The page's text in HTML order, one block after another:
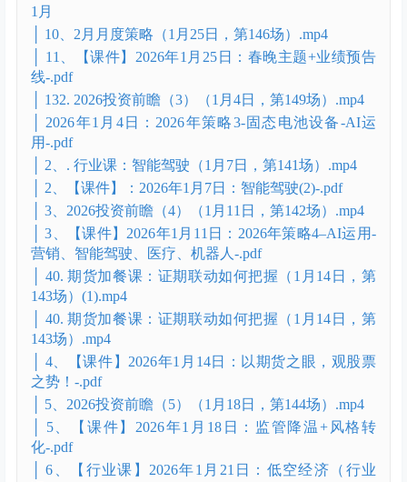
【课件】行业课：2025年10月29日：行业课：智能驾
驶-.pdf
【课件】行业课：虚拟电厂（10月15日，第122
场）-.pdf
十月第四周周度策略（10月19日，第123场）.mp4
行业课：2025年10月29智能驾驶（第125场）.mp4
行业课：虚拟电厂（10月15日，第122场）.mp4
│ ├2026年
1月
│ 10、2月月度策略（1月25日，第146场）.mp4
│ 11、【课件】2026年1月25日：春晚主题+业绩预告
线-.pdf
│ 132. 2026投资前瞻（3）（1月4日，第149场）.mp4
│ 2026年1月4日：2026年策略3-固态电池设备-AI运
用-.pdf
│ 2、. 行业课：智能驾驶（1月7日，第141场）.mp4
│ 2、【课件】：2026年1月7日：智能驾驶(2)-.pdf
│ 3、2026投资前瞻（4）（1月11日，第142场）.mp4
│ 3、【课件】2026年1月11日：2026年策略4–AI运用-
营销、智能驾驶、医疗、机器人-.pdf
│ 40. 期货加餐课：证期联动如何把握（1月14日，第
143场）(1).mp4